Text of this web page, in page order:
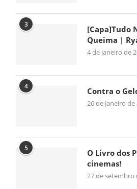
3
[Capa]Tudo
Queima |
4 de janeiro de
4 Contra o
26 de janeiro de
5
O Livro dos
cinemas!
27 de setembro